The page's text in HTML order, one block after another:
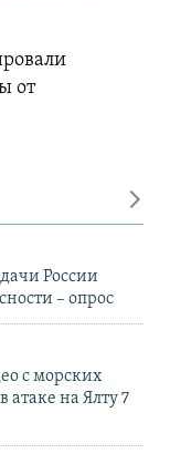
от
России
– опрос
с морских
атаке на Ялту 7